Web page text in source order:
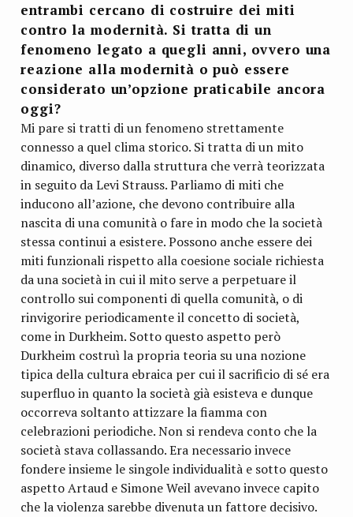
entrambi cercano di costruire dei miti
contro la modernità. Si tratta di un
fenomeno legato a quegli anni, ovvero una
reazione alla modernità o può essere
considerato un’opzione praticabile ancora
oggi?
Mi pare si tratti di un fenomeno strettamente
connesso a quel clima storico. Si tratta di un mito
dinamico, diverso dalla struttura che verrà teorizzata
in seguito da Levi Strauss. Parliamo di miti che
inducono all’azione, che devono contribuire alla
nascita di una comunità o fare in modo che la società
stessa continui a esistere. Possono anche essere dei
miti funzionali rispetto alla coesione sociale richiesta
da una società in cui il mito serve a perpetuare il
controllo sui componenti di quella comunità, o di
rinvigorire periodicamente il concetto di società,
come in Durkheim. Sotto questo aspetto però
Durkheim costruì la propria teoria su una nozione
tipica della cultura ebraica per cui il sacrificio di sé era
superfluo in quanto la società già esisteva e dunque
occorreva soltanto attizzare la fiamma con
celebrazioni periodiche. Non si rendeva conto che la
società stava collassando. Era necessario invece
fondere insieme le singole individualità e sotto questo
aspetto Artaud e Simone Weil avevano invece capito
che la violenza sarebbe divenuta un fattore decisivo.